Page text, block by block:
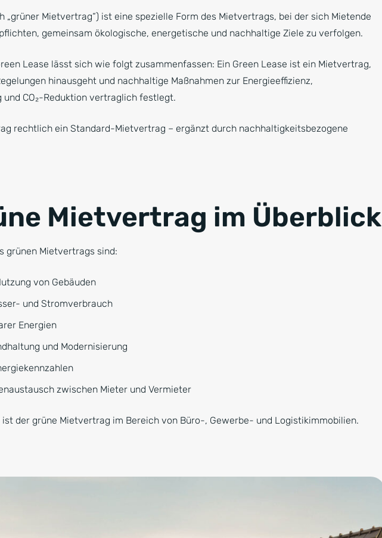
„grüner Mietvertrag“) ist eine spezielle Form des Mietvertrags, bei der sich Mietende
gemeinsam ökologische, energetische und nachhaltige Ziele zu verfolgen.
Lease lässt sich wie folgt zusammenfassen: Ein Green Lease ist ein Mietvertrag,
hinausgeht und nachhaltige Maßnahmen zur Energieeffizienz,
und CO₂-Reduktion vertraglich festlegt.
rechtlich ein Standard-Mietvertrag – ergänzt durch nachhaltigkeitsbezogene
Mietvertrag im Überblick
grünen Mietvertrags sind:
von Gebäuden
und Stromverbrauch
Energien
und Modernisierung
zwischen Mieter und Vermieter
der grüne Mietvertrag im Bereich von Büro-, Gewerbe- und Logistikimmobilien.